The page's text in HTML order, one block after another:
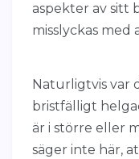
aspekter av sitt
misslyckas med
Naturligtvis var
bristfälligt
är i större eller
säger inte här,